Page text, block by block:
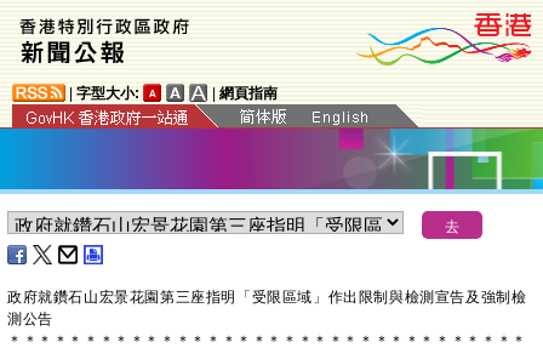
字型大小: 網頁指南
政府就鑽石山宏景花園第三座指明「受限區域」作出限制與檢測宣告及強制檢
測公告
＊ ＊ ＊ ＊ ＊ ＊ ＊ ＊ ＊ ＊ ＊ ＊ ＊ ＊ ＊ ＊ ＊ ＊ ＊ ＊ ＊ ＊ ＊ ＊ ＊ ＊ ＊ ＊ ＊ ＊ ＊ ＊ ＊ ＊